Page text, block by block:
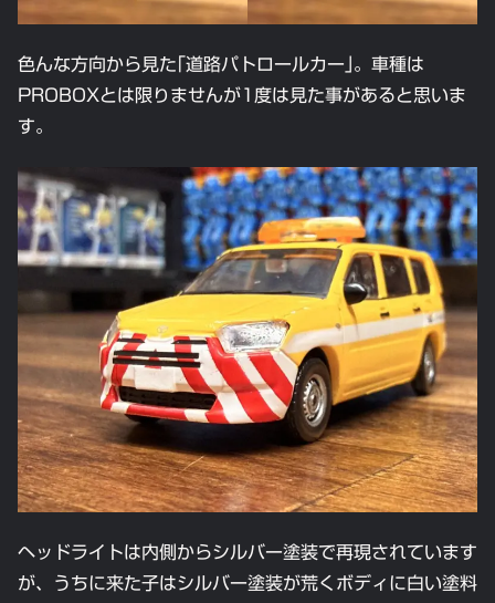
色んな方向から見た｢道路パトロールカー｣。車種は
PROBOXとは限りませんが1度は見た事があると思いま
す。
ヘッドライトは内側からシルバー塗装で再現されています
が、うちに来た子はシルバー塗装が荒くボディに白い塗料